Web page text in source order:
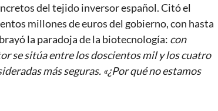
del tejido inversor español. Citó el
millones de euros del gobierno, con hasta
la paradoja de la biotecnología: con
se sitúa entre los doscientos mil y los cuatro
más seguras. «¿Por qué no estamos